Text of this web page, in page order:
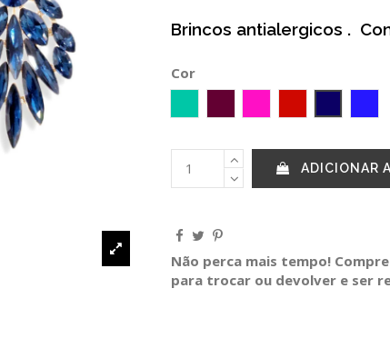
Brincos antialergicos .
Cor
ADICIONAR
Não perca mais tempo!
para trocar ou devolver e ser